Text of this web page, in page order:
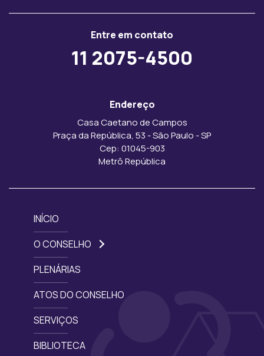
Entre em contato
11 2075-4500
Endereço
Casa Caetano de Campos
Praça da República, 53 - São Paulo - SP
Cep: 01045-903
Metrô República
INÍCIO
O CONSELHO
PLENÁRIAS
ATOS DO CONSELHO
SERVIÇOS
BIBLIOTECA